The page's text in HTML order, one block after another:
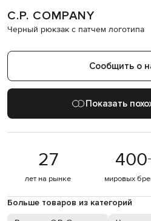
Похожие товары
C.P. COMPANY
Черный рюкзак с патчем логотипа
Сообщить о
Показать
27
лет на рынке
400
мировых
Больше товаров из категорий